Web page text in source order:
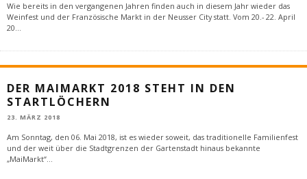
Wie bereits in den vergangenen Jahren finden auch in diesem Jahr wieder das
Weinfest und der Französische Markt in der Neusser City statt. Vom 20.- 22. April
20...
DER MAIMARKT 2018 STEHT IN DEN
STARTLÖCHERN
23. MÄRZ 2018
Am Sonntag, den 06. Mai 2018, ist es wieder soweit, das traditionelle Familienfest
und der weit über die Stadtgrenzen der Gartenstadt hinaus bekannte
„MaiMarkt“...